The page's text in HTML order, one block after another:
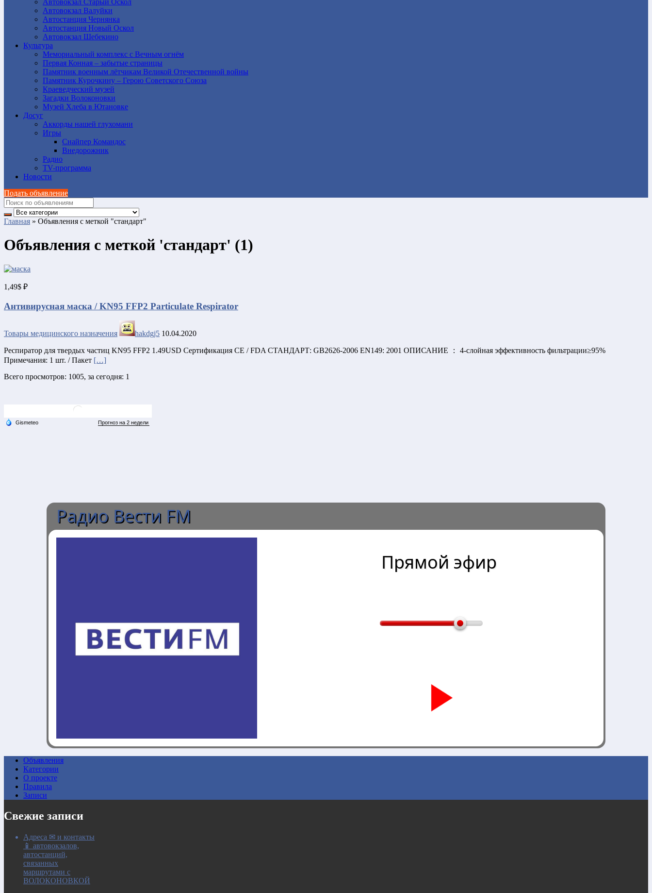
Автовокзал Старый Оскол
Автовокзал Валуйки
Автостанция Чернянка
Автостанция Новый Оскол
Автовокзал Шебекино
Культура
Мемориальный комплекс с Вечным огнём
Первая Конная – забытые страницы
Памятник военным лётчикам Великой Отечественной войны
Памятник Курочкину – Герою Советского Союза
Краеведческий музей
Загадки Волоконовки
Музей Хлеба в Ютановке
Досуг
Аккорды нашей глухомани
Игры
Снайпер Командос
Внедорожник
Радио
TV-программа
Новости
Подать объявление
Главная » Объявления с меткой "стандарт"
Объявления с меткой 'стандарт' (1)
1,49$ ₽
Антивирусная маска / KN95 FFP2 Particulate Respirator
Товары медицинского назначения hakdgj5 10.04.2020
Респиратор для твердых частиц KN95 FFP2 1.49USD Сертификация CE / FDA СТАНДАРТ: GB2626-2006 EN149: 2001 ОПИСАНИЕ ： 4-слойная эффективность фильтрации≥95%
Примечания: 1 шт. / Пакет […]
Всего просмотров: 1005, за сегодня: 1
Радио Вести FM
Прямой эфир
Объявления
Категории
О проекте
Правила
Записи
Свежие записи
Адреса ✉ и контакты
📱 автовокзалов,
автостанций,
связанных
маршрутами с
ВОЛОКОНОВКОЙ